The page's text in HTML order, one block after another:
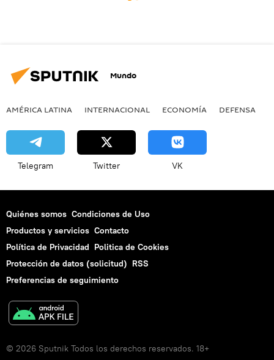
Mundo
AMÉRICA LATINA INTERNACIONAL ECONOMÍA DEFENSA
Telegram Twitter VK
Quiénes somos Condiciones de Uso
Productos y servicios Contacto
Política de Privacidad Politica de Cookies
Protección de datos (solicitud) RSS
Preferencias de seguimiento
© 2026 Sputnik Todos los derechos reservados. 18+